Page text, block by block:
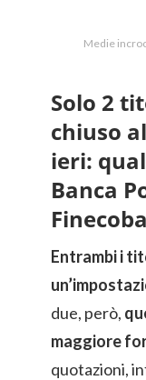
Medie
Solo 2
chiuso
ieri:
Banca
Entrambi i
due, però,
maggiore
quotazioni,